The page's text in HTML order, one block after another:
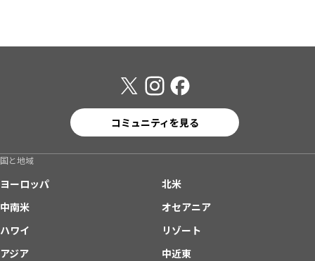
コミュニティを見る
国と地域
ヨーロッパ
北米
中南米
オセアニア
ハワイ
リゾート
アジア
中近東